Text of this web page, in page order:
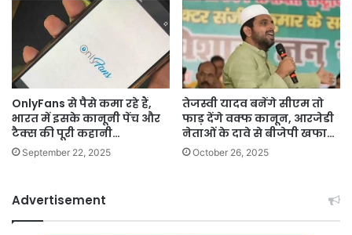
OnlyFans से पैसे कमा रहे हैं,
भारत में इसके कानूनी पेंच और
टैक्स की पूरी कहानी…
September 22, 2025
तेजस्वी यादव बनेंगे सीएम तो
फाड़ देंगे वक्फ कानून, आरजेडी
नेताओं के दावे से बीजेपी खफा…
October 26, 2025
Advertisement